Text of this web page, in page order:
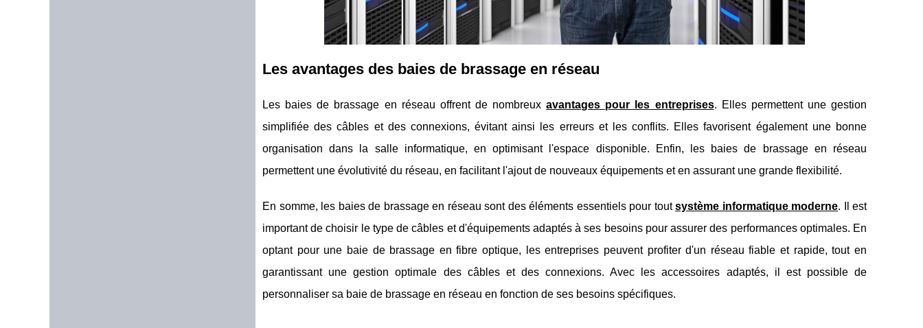
Les avantages des baies de brassage en réseau
Les baies de brassage en réseau offrent de nombreuxavantages pour les entreprises. Elles permettent une gestion
simplifiée des câbles et des connexions, évitant ainsi les erreurs et les conflits. Elles favorisent également une bonne
organisation dans la salle informatique, en optimisant l'espace disponible. Enfin, les baies de brassage en réseau
permettent une évolutivité du réseau, en facilitant l'ajout de nouveaux équipements et en assurant une grande flexibilité.
En somme, les baies de brassage en réseau sont des éléments essentiels pour toutsystème informatique moderne. Il est
important de choisir le type de câbles et d'équipements adaptés à ses besoins pour assurer des performances optimales. En
optant pour une baie de brassage en fibre optique, les entreprises peuvent profiter d'un réseau fiable et rapide, tout en
garantissant une gestion optimale des câbles et des connexions. Avec les accessoires adaptés, il est possible de
personnaliser sa baie de brassage en réseau en fonction de ses besoins spécifiques.